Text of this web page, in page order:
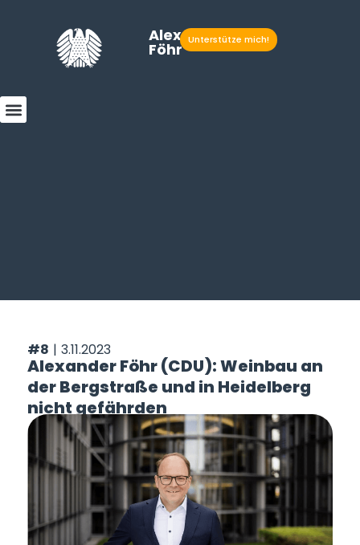
Alexander
Föhr Unterstütze mich!
#8 | 3.11.2023
Alexander Föhr (CDU): Weinbau an
der Bergstraße und in Heidelberg
nicht gefährden